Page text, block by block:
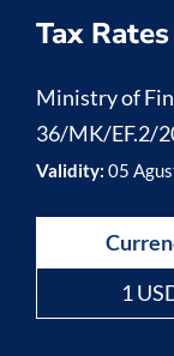
Tax Rates
Ministry of
36/MK/EF.2/
Validity: 05
1